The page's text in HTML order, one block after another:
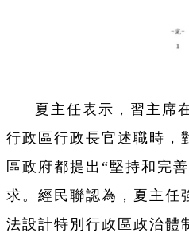
夏主任表示，習主席
行政區行政長官述職時，
區政府都提出“堅持和完
求。經民聯認為，夏主任
法設計特別行政區政治體